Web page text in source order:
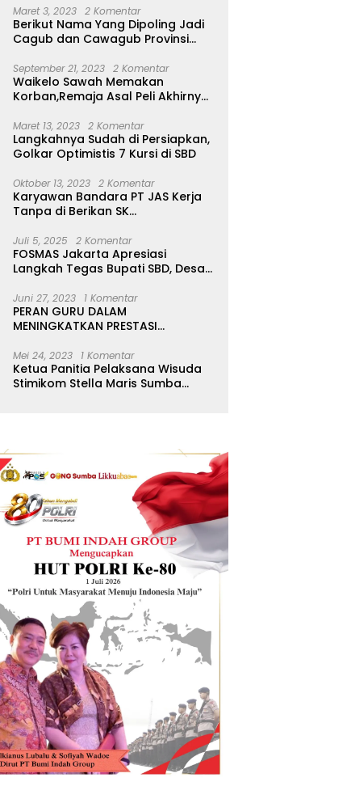
Maret 3, 2023 2 Komentar
Berikut Nama Yang Dipoling Jadi
Cagub dan Cawagub Provinsi
September 21, 2023 2 Komentar
Waikelo Sawah Memakan
Korban,Remaja Asal Peli Akhirnya
Maret 13, 2023 2 Komentar
Langkahnya Sudah di Persiapkan,
Golkar Optimistis 7 Kursi di SBD
Oktober 13, 2023 2 Komentar
Karyawan Bandara PT JAS Kerja
Tanpa di Berikan SK
Tangan Tanpa di Bacakan Isinya
Juli 5, 2025 2 Komentar
FOSMAS Jakarta Apresiasi
Langkah Tegas Bupati SBD, Desak
Juni 27, 2023 1 Komentar
PERAN GURU DALAM
MENINGKATKAN PRESTASI
Mei 24, 2023 1 Komentar
Ketua Panitia Pelaksana Wisuda
Stimikom Stella Maris Sumba